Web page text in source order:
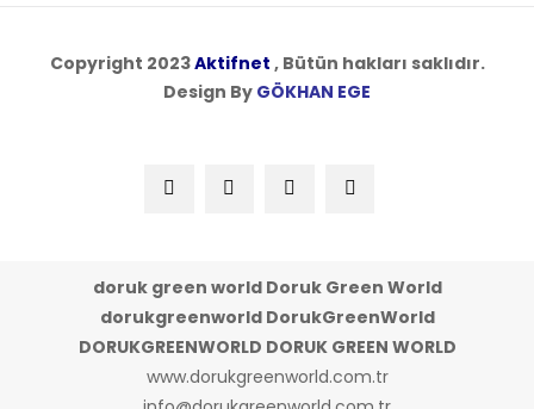
Copyright 2023Aktifnet , Bütün hakları saklıdır.
Design By GÖKHAN EGE
doruk green world Doruk Green World
dorukgreenworld DorukGreenWorld
DORUKGREENWORLD DORUK GREEN WORLD
www.dorukgreenworld.com.tr